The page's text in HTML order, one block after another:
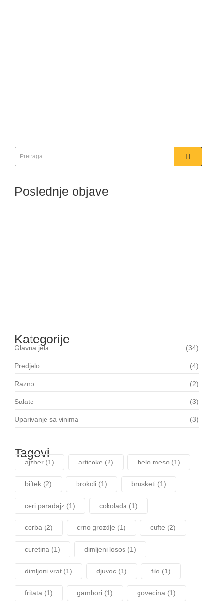
Poslednje objave
Kategorije
Glavna jela (34)
Predjelo (4)
Razno (2)
Salate (3)
Uparivanje sa vinima (3)
Tagovi
ajzber (1) articoke (2) belo meso (1)
biftek (2) brokoli (1) brusketi (1)
ceri paradajz (1) cokolada (1)
corba (2) crno grozdje (1) cufte (2)
curetina (1) dimljeni losos (1)
dimljeni vrat (1) djuvec (1) file (1)
fritata (1) gambori (1) govedina (1)